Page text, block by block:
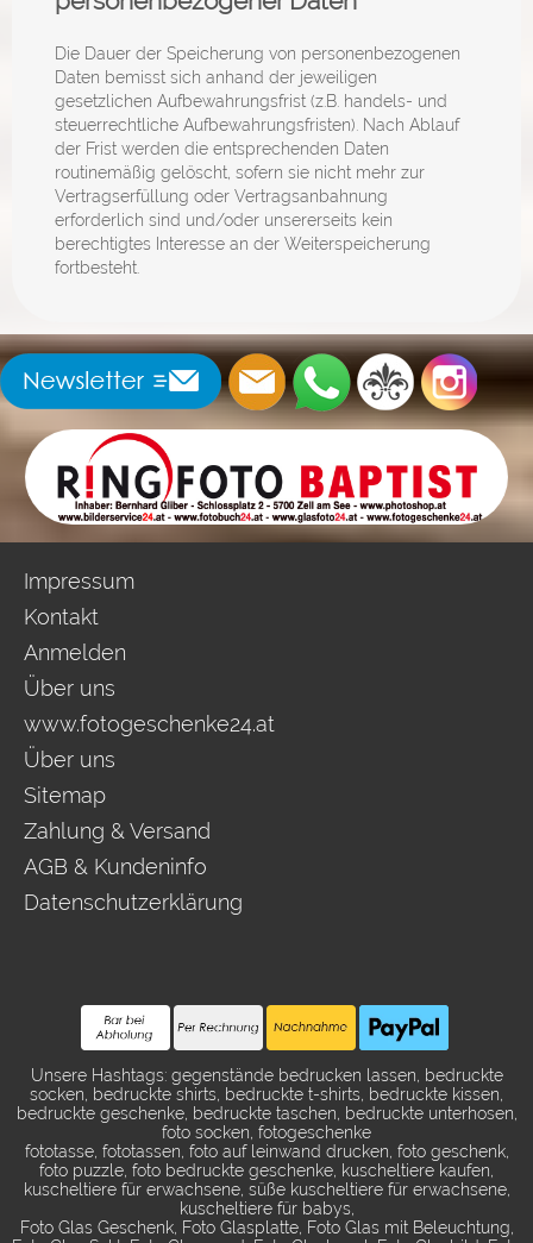
Die Dauer der Speicherung von personenbezogenen
Daten bemisst sich anhand der jeweiligen
gesetzlichen Aufbewahrungsfrist (z.B. handels- und
steuerrechtliche Aufbewahrungsfristen). Nach Ablauf
der Frist werden die entsprechenden Daten
routinemäßig gelöscht, sofern sie nicht mehr zur
Vertragserfüllung oder Vertragsanbahnung
erforderlich sind und/oder unsererseits kein
berechtigtes Interesse an der Weiterspeicherung
fortbesteht.
Impressum
Kontakt
Anmelden
Über uns
www.fotogeschenke24.at
Über uns
Sitemap
Zahlung & Versand
AGB & Kundeninfo
Datenschutzerklärung
Unsere Hashtags: gegenstände bedrucken lassen, bedruckte
socken, bedruckte shirts, bedruckte t-shirts, bedruckte kissen,
bedruckte geschenke, bedruckte taschen, bedruckte unterhosen,
foto socken, fotogeschenke
fototasse, fototassen, foto auf leinwand drucken, foto geschenk,
foto puzzle, foto bedruckte geschenke, kuscheltiere kaufen,
kuscheltiere für erwachsene, süße kuscheltiere für erwachsene,
kuscheltiere für babys,
Foto Glas Geschenk, Foto Glasplatte, Foto Glas mit Beleuchtung,